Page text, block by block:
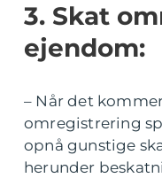
3. Skat
ejendom:
– Når det
omregistrering
opnå gunstige
herunder